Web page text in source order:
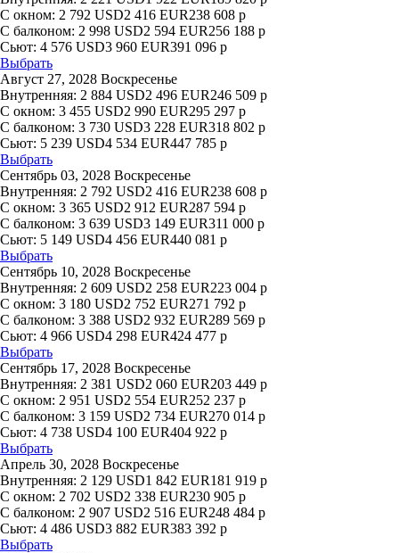
С окном: 2 792 USD2 416 EUR238 608 р
С балконом: 2 998 USD2 594 EUR256 188 р
Сьют: 4 576 USD3 960 EUR391 096 р
Выбрать
Август 27, 2028 Воскресенье
Внутренняя: 2 884 USD2 496 EUR246 509 р
С окном: 3 455 USD2 990 EUR295 297 р
С балконом: 3 730 USD3 228 EUR318 802 р
Сьют: 5 239 USD4 534 EUR447 785 р
Выбрать
Сентябрь 03, 2028 Воскресенье
Внутренняя: 2 792 USD2 416 EUR238 608 р
С окном: 3 365 USD2 912 EUR287 594 р
С балконом: 3 639 USD3 149 EUR311 000 р
Сьют: 5 149 USD4 456 EUR440 081 р
Выбрать
Сентябрь 10, 2028 Воскресенье
Внутренняя: 2 609 USD2 258 EUR223 004 р
С окном: 3 180 USD2 752 EUR271 792 р
С балконом: 3 388 USD2 932 EUR289 569 р
Сьют: 4 966 USD4 298 EUR424 477 р
Выбрать
Сентябрь 17, 2028 Воскресенье
Внутренняя: 2 381 USD2 060 EUR203 449 р
С окном: 2 951 USD2 554 EUR252 237 р
С балконом: 3 159 USD2 734 EUR270 014 р
Сьют: 4 738 USD4 100 EUR404 922 р
Выбрать
Апрель 30, 2028 Воскресенье
Внутренняя: 2 129 USD1 842 EUR181 919 р
С окном: 2 702 USD2 338 EUR230 905 р
С балконом: 2 907 USD2 516 EUR248 484 р
Сьют: 4 486 USD3 882 EUR383 392 р
Выбрать